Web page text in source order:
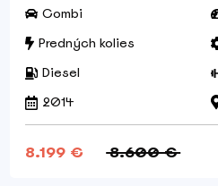
Combi
Predných kolies
Diesel
2014
8.199 € 8.600 €